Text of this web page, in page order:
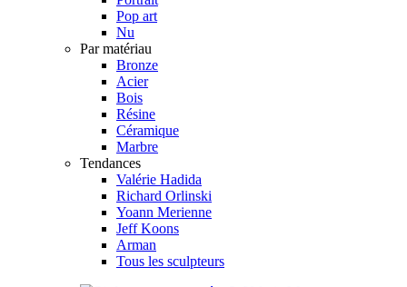
Pop art
Nu
Par matériau
Bronze
Acier
Bois
Résine
Céramique
Marbre
Tendances
Valérie Hadida
Richard Orlinski
Yoann Merienne
Jeff Koons
Arman
Tous les sculpteurs